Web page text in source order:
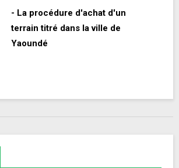
- La procédure d'achat d'un
terrain titré dans la ville de
Yaoundé